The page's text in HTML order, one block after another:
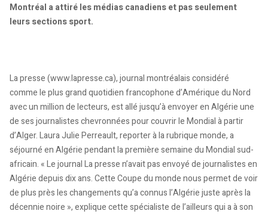
Montréal a attiré les médias canadiens et pas seulement
leurs sections sport.
La presse (www.lapresse.ca), journal montréalais considéré
comme le plus grand quotidien francophone d’Amérique du Nord
avec un million de lecteurs, est allé jusqu’à envoyer en Algérie une
de ses journalistes chevronnées pour couvrir le Mondial à partir
d’Alger. Laura Julie Perreault, reporter à la rubrique monde, a
séjourné en Algérie pendant la première semaine du Mondial sud-
africain. « Le journal La presse n’avait pas envoyé de journalistes en
Algérie depuis dix ans. Cette Coupe du monde nous permet de voir
de plus près les changements qu’a connus l’Algérie juste après la
décennie noire », explique cette spécialiste de l’ailleurs qui a à son